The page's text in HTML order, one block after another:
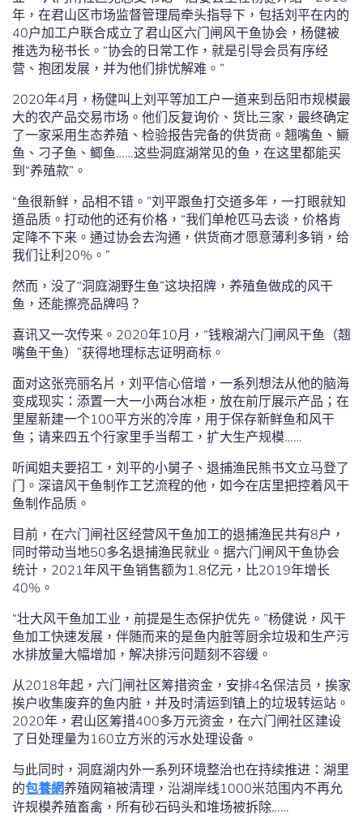
年，在君山区市场监督管理局牵头指导下，包括刘平在内的
40户加工户联合成立了君山区六门闸风干鱼协会，杨健被
推选为秘书长。“协会的日常工作，就是引导会员有序经
营、抱团发展，并为他们排忧解难。”
2020年4月，杨健叫上刘平等加工户一道来到岳阳市规模最
大的农产品交易市场。他们反复询价、货比三家，最终确定
了一家采用生态养殖、检验报告完备的供货商。翘嘴鱼、鳜
鱼、刁子鱼、鲫鱼……这些洞庭湖常见的鱼，在这里都能买
到“养殖款”。
“鱼很新鲜，品相不错。”刘平跟鱼打交道多年，一打眼就知
道品质。打动他的还有价格，“我们单枪匹马去谈，价格肯
定降不下来。通过协会去沟通，供货商才愿意薄利多销，给
我们让利20%。”
然而，没了“洞庭湖野生鱼”这块招牌，养殖鱼做成的风干
鱼，还能擦亮品牌吗？
喜讯又一次传来。2020年10月，“钱粮湖六门闸风干鱼（翘
嘴鱼干鱼）”获得地理标志证明商标。
面对这张亮丽名片，刘平信心倍增，一系列想法从他的脑海
变成现实：添置一大一小两台冰柜，放在前厅展示产品；在
里屋新建一个100平方米的冷库，用于保存新鲜鱼和风干
鱼；请来四五个行家里手当帮工，扩大生产规模……
听闻姐夫要招工，刘平的小舅子、退捕渔民熊书文立马登了
门。深谙风干鱼制作工艺流程的他，如今在店里把控着风干
鱼制作品质。
目前，在六门闸社区经营风干鱼加工的退捕渔民共有8户，
同时带动当地50多名退捕渔民就业。据六门闸风干鱼协会
统计，2021年风干鱼销售额为1.8亿元，比2019年增长
40%。
“壮大风干鱼加工业，前提是生态保护优先。”杨健说，风干
鱼加工快速发展，伴随而来的是鱼内脏等厨余垃圾和生产污
水排放量大幅增加，解决排污问题刻不容缓。
从2018年起，六门闸社区筹措资金，安排4名保洁员，挨家
挨户收集废弃的鱼内脏，并及时清运到镇上的垃圾转运站。
2020年，君山区筹措400多万元资金，在六门闸社区建设
了日处理量为160立方米的污水处理设备。
与此同时，洞庭湖内外一系列环境整治也在持续推进：湖里
的包養網养殖网箱被清理，沿湖岸线1000米范围内不再允
许规模养殖畜禽，所有砂石码头和堆场被拆除……